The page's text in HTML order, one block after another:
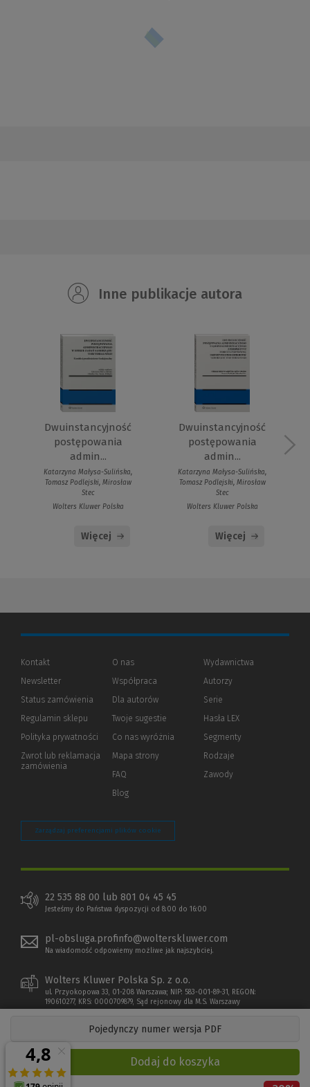
Pojedynczy numer wersja PDF
Dodaj do koszyka
Inne publikacje autora
Dwuinstancyjność
postępowania
admin...
Katarzyna Małysa-Sulińska,
Tomasz Podlejski, Mirosław
Stec
Wolters Kluwer Polska
Więcej
Dwuinstancyjność
postępowania
admin...
Katarzyna Małysa-Sulińska,
Tomasz Podlejski, Mirosław
Stec
Wolters Kluwer Polska
Więcej
Kontakt
Newsletter
Status zamówienia
Regulamin sklepu
Polityka prywatności (Nowe
(Link
innej
Zwrot lub reklamacja
zamówienia
O nas
Współpraca
Dla autorów(Nowe
(Link
innej
strony)
Twoje sugestie
Co nas wyróżnia
Mapa strony
FAQ
Blog
Wydawnictwa
Autorzy
Serie
Hasła LEX
Segmenty
Rodzaje
Zawody
Zarządzaj preferencjami plików cookie
22 535 88 00 lub 801 04 45 45
Jesteśmy do Państwa dyspozycji od 8:00 do 16:00
pl-obsluga.profinfo@wolterskluwer.com
Na wiadomość odpowiemy możliwe jak najszybciej.
Wolters Kluwer Polska Sp. z o.o.
ul. Przyokopowa 33, 01-208 Warszawa; NIP: 583-001-89-31, REGON:
190610277, KRS: 0000709879, Sąd rejonowy dla M.S. Warszawy